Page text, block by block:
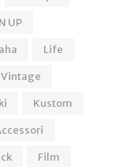
UP
Life
Vintage
Kustom
Film